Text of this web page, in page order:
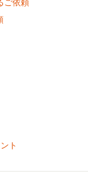
ご依頼
ト